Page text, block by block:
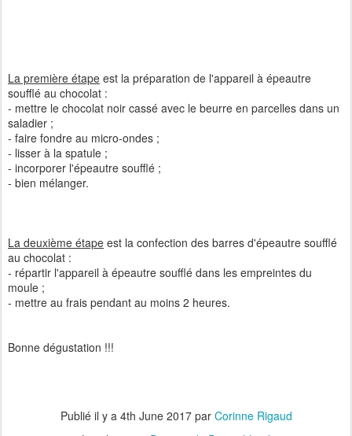
La première étape est la préparation de l'appareil à épeautre
soufflé au chocolat :
- mettre le chocolat noir cassé avec le beurre en parcelles dans un
saladier ;
- faire fondre au micro-ondes ;
- lisser à la spatule ;
- incorporer l'épeautre soufflé ;
- bien mélanger.
La deuxième étape est la confection des barres d'épeautre soufflé
au chocolat :
- répartir l'appareil à épeautre soufflé dans les empreintes du
moule ;
- mettre au frais pendant au moins 2 heures.
Bonne dégustation !!!
Publié il y a 4th June 2017par Corinne Rigaud